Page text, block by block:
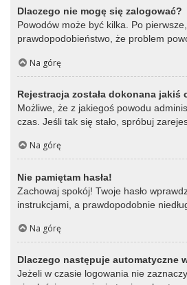
Dlaczego nie mogę się zalogować?
Powodów może być kilka. Po
prawdopodobieństwo, że problem
Na górę
Rejestracja została dokonana
Możliwe, że z jakiegoś powodu
czas. Jeśli tak się stało, spróbuj
Na górę
Nie pamiętam hasła!
Zachowaj spokój! Twoje hasło
instrukcjami, a prawdopodobnie
Na górę
Dlaczego następuje automatyczne
Jeżeli w czasie logowania nie